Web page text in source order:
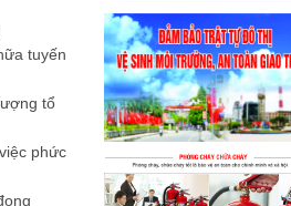
tuyến
tổ
phức